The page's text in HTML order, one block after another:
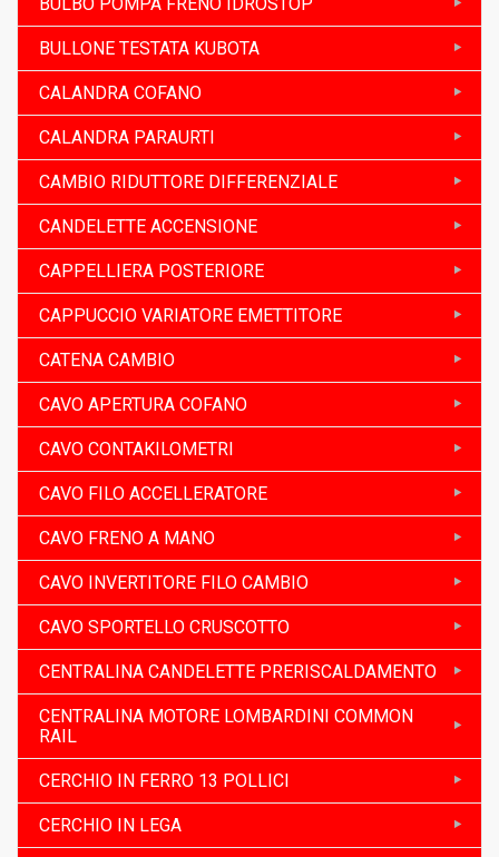
BULLONE TESTATA KUBOTA
CALANDRA COFANO
CALANDRA PARAURTI
CAMBIO RIDUTTORE DIFFERENZIALE
CANDELETTE ACCENSIONE
CAPPELLIERA POSTERIORE
CAPPUCCIO VARIATORE EMETTITORE
CATENA CAMBIO
CAVO APERTURA COFANO
CAVO CONTAKILOMETRI
CAVO FILO ACCELLERATORE
CAVO FRENO A MANO
CAVO INVERTITORE FILO CAMBIO
CAVO SPORTELLO CRUSCOTTO
CENTRALINA CANDELETTE PRERISCALDAMENTO
CENTRALINA MOTORE LOMBARDINI COMMON
RAIL
CERCHIO IN FERRO 13 POLLICI
CERCHIO IN LEGA